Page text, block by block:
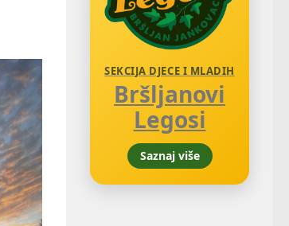
SEKCIJA DJECE I MLADIH
Bršljanovi
Legosi
Saznaj više